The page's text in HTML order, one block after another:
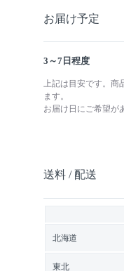
お届け予定
3～7日程度
上記は目安です。商
ます。
お届け日にご希望が
送料 / 配送
北海道
東北